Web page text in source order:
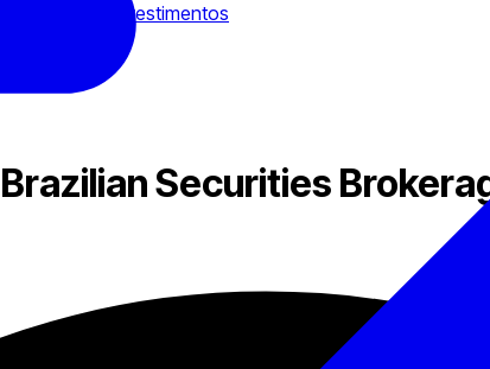
Sim;paul Investimentos
Securities